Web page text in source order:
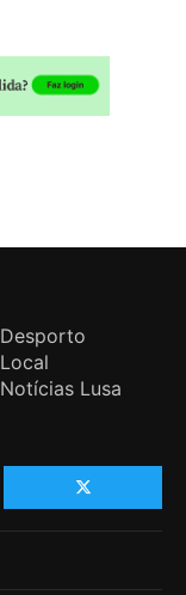
Desporto
Local
Notícias Lusa